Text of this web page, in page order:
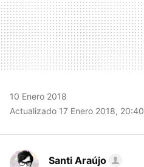
10 Enero 2018
Actualizado 17 Enero 2018, 20:40
Santi Araújo